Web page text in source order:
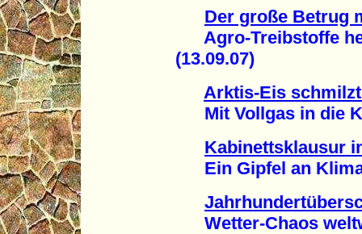
Der große Betrug
Agro-Treibstoffe
(13.09.07)
Arktis-Eis
Mit Vollgas in die
Kabinettsklausur
Ein Gipfel an
Wetter-Chaos